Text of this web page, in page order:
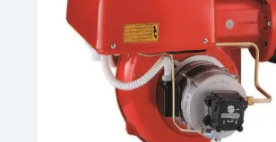
Details